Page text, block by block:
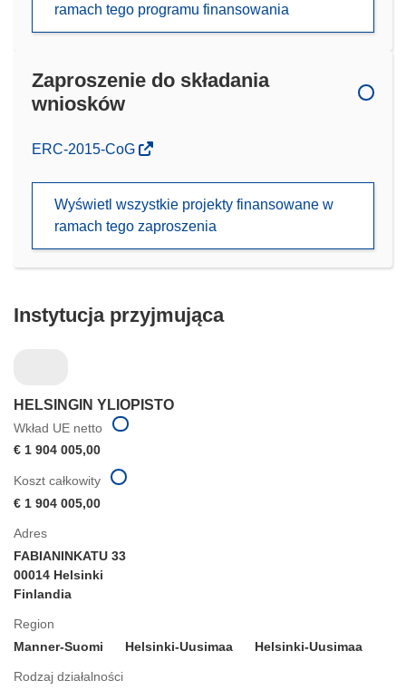
ramach tego programu finansowania
Zaproszenie do składania
wniosków
(odnośnik
nowym
ERC-2015-CoG
Wyświetl wszystkie projekty finansowane w
ramach tego zaproszenia
Instytucja przyjmująca
HELSINGIN YLIOPISTO
Wkład UE netto
€ 1 904 005,00
Adres
FABIANINKATU 33
00014 Helsinki
Finlandia
Region
Manner-Suomi
Helsinki-Uusimaa Helsinki-Uusimaa
Rodzaj działalności
Koszt całkowity
€ 1 904 005,00